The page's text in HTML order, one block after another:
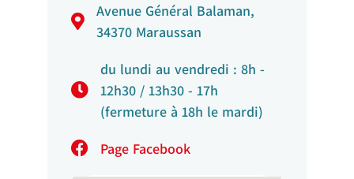
Avenue Général Balaman,
34370 Maraussan
du lundi au vendredi : 8h -
12h30 / 13h30 - 17h
(fermeture à 18h le mardi)
Page Facebook